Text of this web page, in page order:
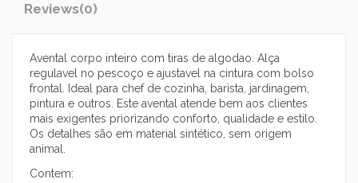
Reviews(0)
Avental corpo inteiro com tiras de algodao. Alça
regulavel no pescoço e ajustavel na cintura com bolso
frontal. Ideal para chef de cozinha, barista, jardinagem,
pintura e outros. Este avental atende bem aos clientes
mais exigentes priorizando conforto, qualidade e estilo.
Os detalhes são em material sintético, sem origem
animal.
Contem: